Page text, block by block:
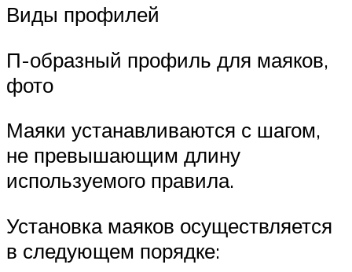
Виды профилей
П-образный профиль для маяков,
фото
Маяки устанавливаются с шагом,
не превышающим длину
используемого правила.
Установка маяков осуществляется
в следующем порядке: